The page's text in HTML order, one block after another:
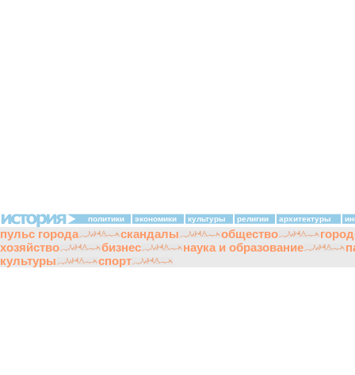
политики экономики культуры религии архитектуры
пульс города скандалы общество
хозяйство
бизнес наука и образование
культуры
спорт